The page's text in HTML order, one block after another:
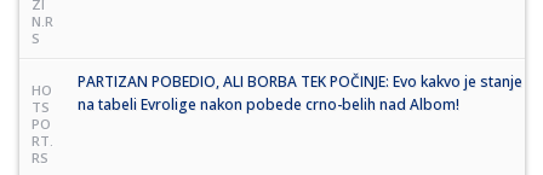
ZI
N.R
S
HO
TS
PO
RT.
RS
PARTIZAN POBEDIO, ALI BORBA TEK POČINJE: Evo kakvo je stanje
na tabeli Evrolige nakon pobede crno-belih nad Albom!